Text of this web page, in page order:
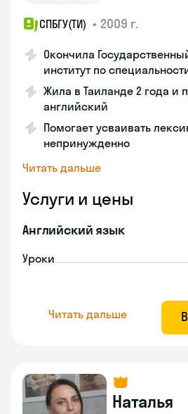
СПБГУ(ТИ) • 2009 г.
Окончила
институт по
Жила в Таиланде 2 года и
английский
Помогает усваивать
непринужденно
Читать дальше
Услуги и цены
Английский язык
Уроки
Читать дальше
Наталья